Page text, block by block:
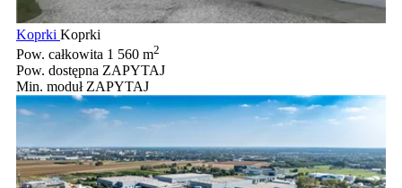
Koprki Koprki
Pow. całkowita 1 560 m2
Pow. dostępna ZAPYTAJ
Min. moduł ZAPYTAJ